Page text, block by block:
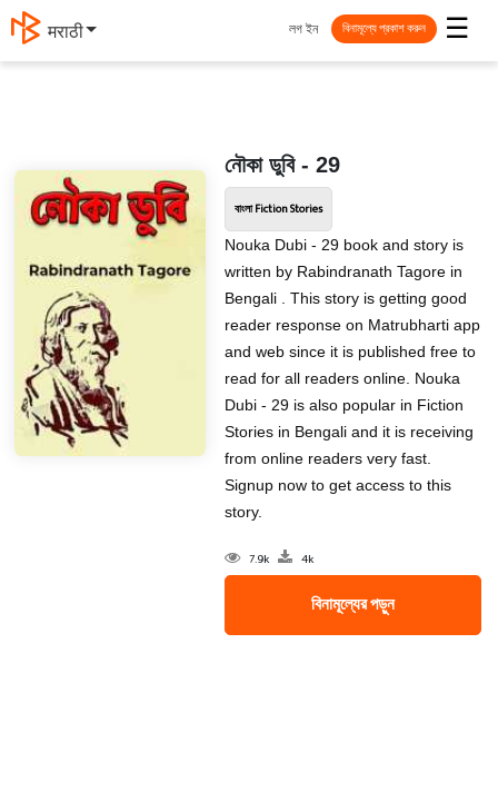
मराठी ☰
লগ ইন বিনামূল্যে প্রকাশ করুন
নৌকা ডুবি - 29
বাংলা Fiction Stories
Nouka Dubi - 29 book and story is
written by Rabindranath Tagore in
Bengali . This story is getting good
reader response on Matrubharti app
and web since it is published free to
read for all readers online. Nouka
Dubi - 29 is also popular in Fiction
Stories in Bengali and it is receiving
from online readers very fast.
Signup now to get access to this
story.
7.9k 4k
বিনামূল্যের পড়ুন